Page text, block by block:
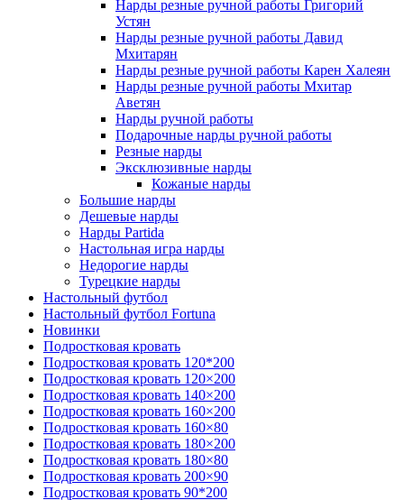
Нарды резные ручной работы Григорий
Устян
Нарды резные ручной работы Давид
Мхитарян
Нарды резные ручной работы Карен Халеян
Нарды резные ручной работы Мхитар
Аветян
Нарды ручной работы
Подарочные нарды ручной работы
Резные нарды
Эксклюзивные нарды
Кожаные нарды
Большие нарды
Дешевые нарды
Нарды Partida
Настольная игра нарды
Недорогие нарды
Турецкие нарды
Настольный футбол
Настольный футбол Fortuna
Новинки
Подростковая кровать
Подростковая кровать 120*200
Подростковая кровать 120×200
Подростковая кровать 140×200
Подростковая кровать 160×200
Подростковая кровать 160×80
Подростковая кровать 180×200
Подростковая кровать 180×80
Подростковая кровать 200×90
Подростковая кровать 90*200